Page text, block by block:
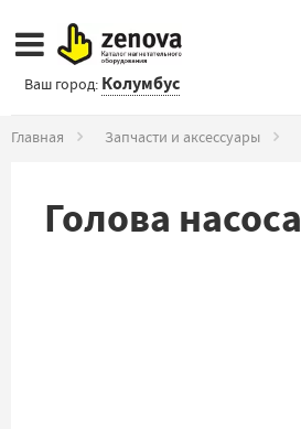
Ваш город: Колумбус
Главная Запчасти и аксессуары
Голова насоса